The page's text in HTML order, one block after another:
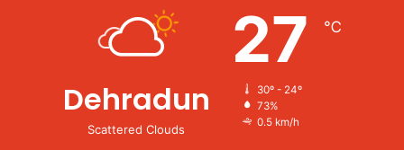
Dehradun
Scattered Clouds
27 ℃
30º - 24º
73%
0.5 km/h